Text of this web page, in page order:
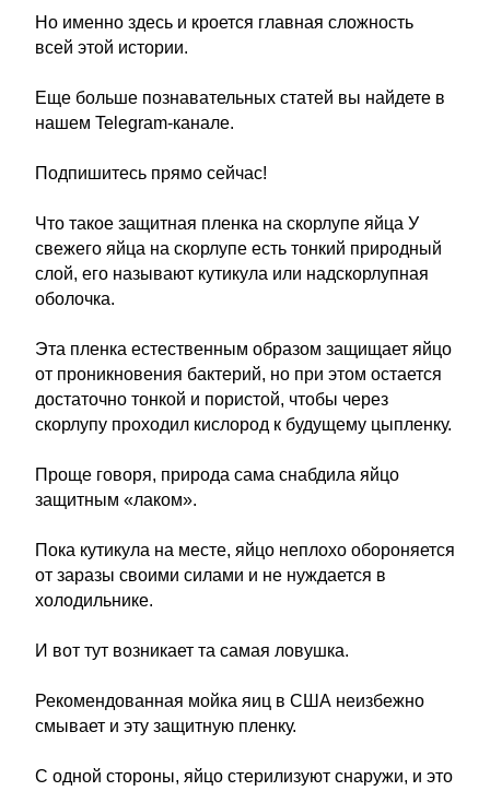
Но именно здесь и кроется главная сложность
всей этой истории.
Еще больше познавательных статей вы найдете в
нашем Telegram-канале.
Подпишитесь прямо сейчас!
Что такое защитная пленка на скорлупе яйца У
свежего яйца на скорлупе есть тонкий природный
слой, его называют кутикула или надскорлупная
оболочка.
Эта пленка естественным образом защищает яйцо
от проникновения бактерий, но при этом остается
достаточно тонкой и пористой, чтобы через
скорлупу проходил кислород к будущему цыпленку.
Проще говоря, природа сама снабдила яйцо
защитным «лаком».
Пока кутикула на месте, яйцо неплохо обороняется
от заразы своими силами и не нуждается в
холодильнике.
И вот тут возникает та самая ловушка.
Рекомендованная мойка яиц в США неизбежно
смывает и эту защитную пленку.
С одной стороны, яйцо стерилизуют снаружи, и это